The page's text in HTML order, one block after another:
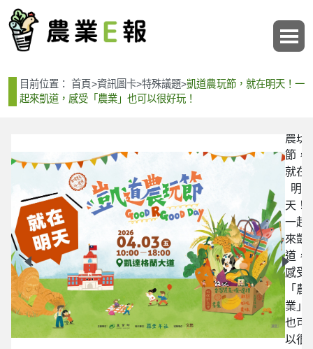
目前位置：首頁>資訊圖卡>特殊議題>凱道農玩節，就在明天！一
起來凱道，感受「農業」也可以很好玩！
農玩
節，
就在
明
天！
一起
來凱
道，
感受
「農
業」
也可
以很